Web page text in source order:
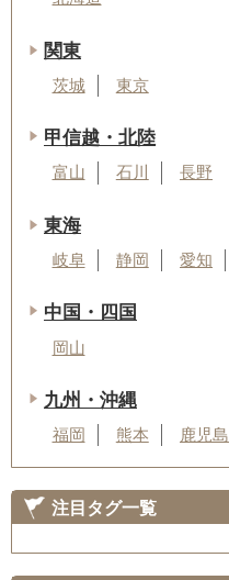
関東
茨城 東京
甲信越・北陸
富山 石川 長野
東海
岐阜 静岡 愛知
中国・四国
岡山
九州・沖縄
福岡 熊本 鹿児島
注目タグ一覧